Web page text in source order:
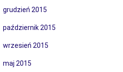
grudzień 2015
październik 2015
wrzesień 2015
maj 2015